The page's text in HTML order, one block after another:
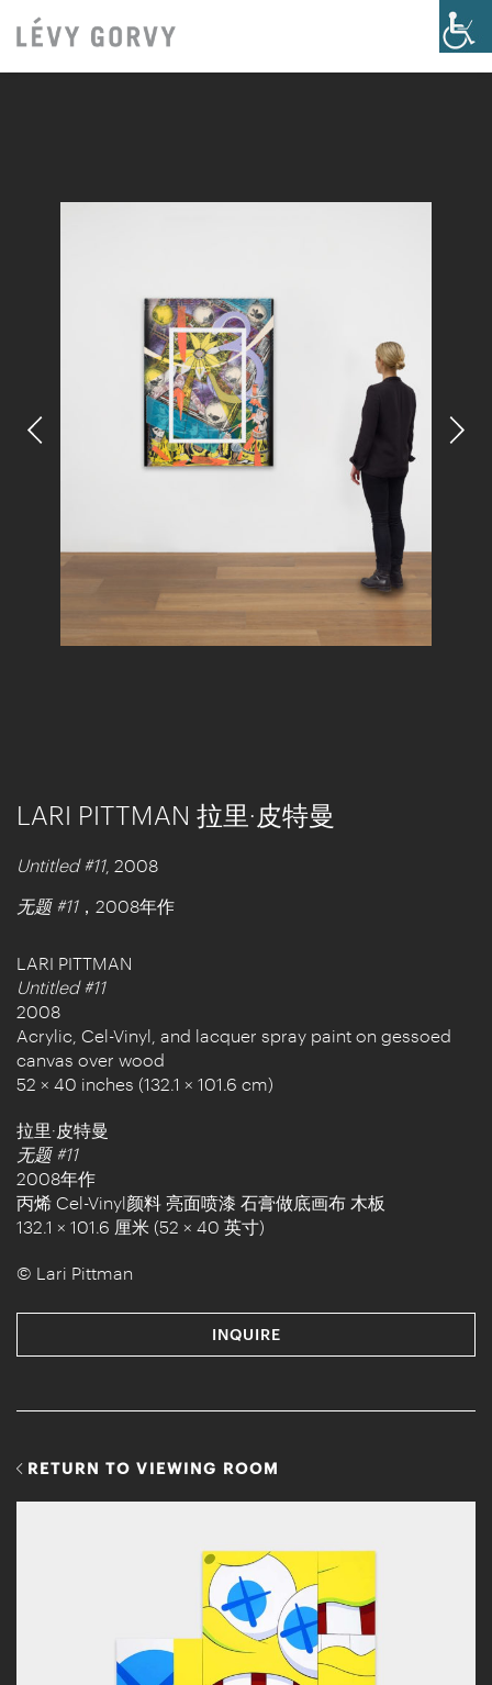
LARI PITTMAN 拉里·皮特曼
Untitled #11, 2008
无题 #11，2008年作
LARI PITTMAN
Untitled #11
2008
Acrylic, Cel-Vinyl, and lacquer spray paint on gessoed
canvas over wood
52 × 40 inches (132.1 × 101.6 cm)
拉里·皮特曼
无题 #11
2008年作
丙烯 Cel-Vinyl颜料 亮面喷漆 石膏做底画布 木板
132.1 × 101.6 厘米 (52 × 40 英寸)
© Lari Pittman
INQUIRE
RETURN TO VIEWING ROOM